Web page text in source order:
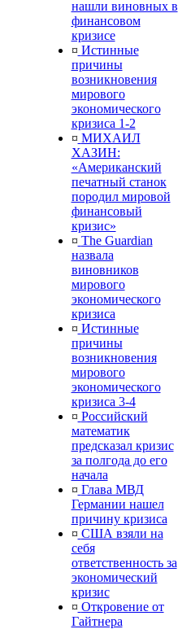
нашли виновных в
финансовом
кризисе
¤ Истинные
причины
возникновения
мирового
экономического
кризиса 1-2
¤ МИХАИЛ
ХАЗИН:
«Американский
печатный станок
породил мировой
финансовый
кризис»
¤ The Guardian
назвала
виновников
мирового
экономического
кризиса
¤ Истинные
причины
возникновения
мирового
экономического
кризиса 3-4
¤ Российский
математик
предсказал кризис
за полгода до его
начала
¤ Глава МВД
Германии нашел
причину кризиса
¤ США взяли на
себя
ответственность за
экономический
кризис
¤ Откровение от
Гайтнера